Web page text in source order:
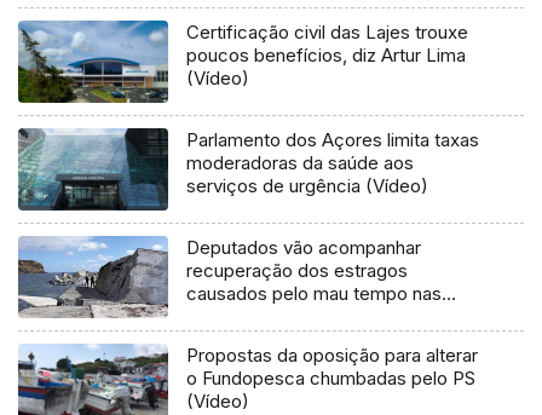
Certificação civil das Lajes trouxe
poucos benefícios, diz Artur Lima
(Vídeo)
Parlamento dos Açores limita taxas
moderadoras da saúde aos
serviços de urgência (Vídeo)
Deputados vão acompanhar
recuperação dos estragos
causados pelo mau tempo nas
Propostas da oposição para alterar
o Fundopesca chumbadas pelo PS
(Vídeo)